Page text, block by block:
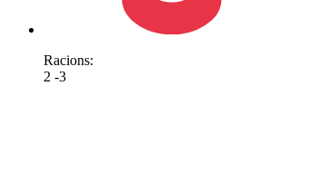
Racions:
2 -3